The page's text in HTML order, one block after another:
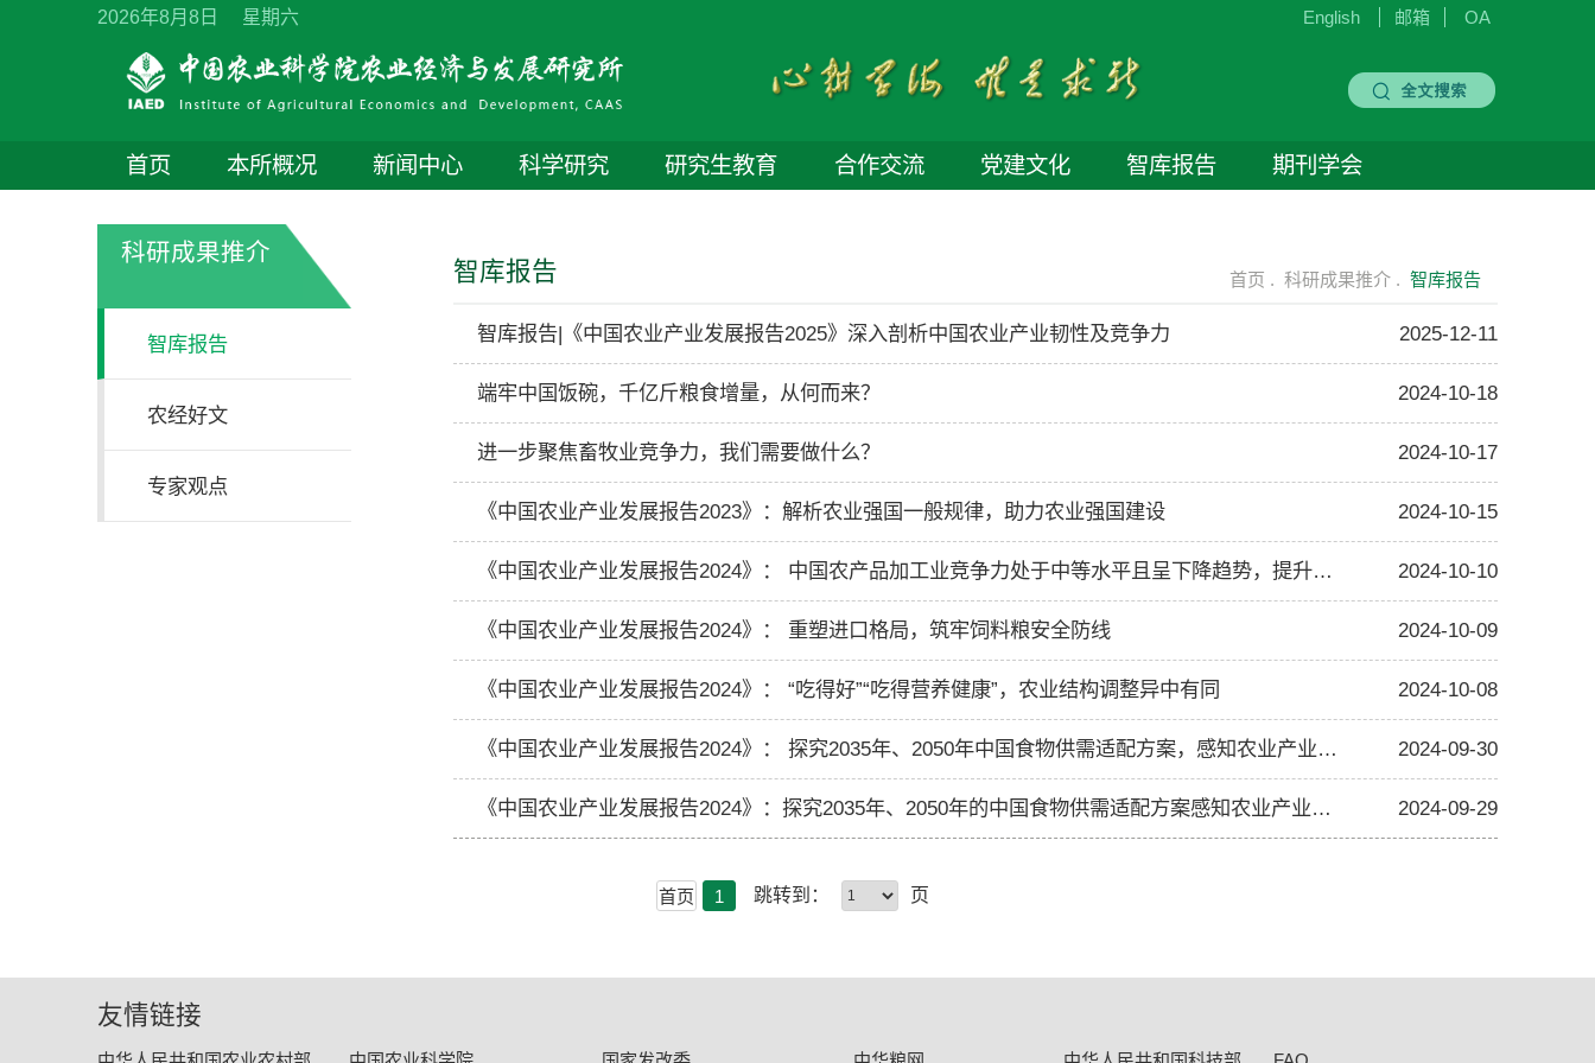
English 邮箱 OA
2026年8月8日 星期六
首页 本所概况 新闻中心 科学研究 研究生教育 合作交流 党建文化 智库报告 期刊学会
科研成果推介
智库报告
农经好文
专家观点
智库报告 首页 . 科研成果推介 . 智库报告
智库报告|《中国农业产业发展报告2025》深入剖析中国农业产业韧性及竞争力 2025-12-11
端牢中国饭碗，千亿斤粮食增量，从何而来？ 2024-10-18
进一步聚焦畜牧业竞争力，我们需要做什么？ 2024-10-17
《中国农业产业发展报告2023》：解析农业强国一般规律，助力农业强国建设 2024-10-15
《中国农业产业发展报告2024》： 中国农产品加工业竞争力处于中等水平且呈下降趋势，提升肉类、谷物加工是关键 2024-10-10
《中国农业产业发展报告2024》： 重塑进口格局，筑牢饲料粮安全防线 2024-10-09
《中国农业产业发展报告2024》： “吃得好”“吃得营养健康”，农业结构调整异中有同 2024-10-08
《中国农业产业发展报告2024》： 探究2035年、2050年中国食物供需适配方案，感知农业产业脉动 2024-09-30
《中国农业产业发展报告2024》：探究2035年、2050年的中国食物供需适配方案感知农业产业脉动 2024-09-29
首页 1 跳转到： 页
友情链接